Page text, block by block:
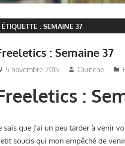
ÉTIQUETTE :SEMAINE 37
: Semaine 37
5 novembre 2015 Ouinche
:
sais que j’ai un peu tarder à venir
soucis qui mon empêché de